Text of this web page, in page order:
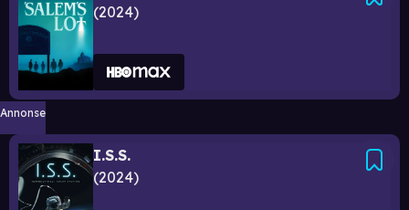
2024
Annonse
I.S.S.
2024